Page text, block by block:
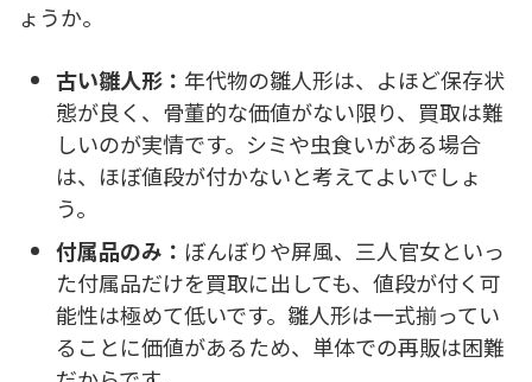
ょうか。
古い雛人形： 年代物の雛人形は、よほど保存状
態が良く、骨董的な価値がない限り、買取は難
しいのが実情です。シミや虫食いがある場合
は、ほぼ値段が付かないと考えてよいでしょ
う。
付属品のみ： ぼんぼりや屏風、三人官女といっ
た付属品だけを買取に出しても、値段が付く可
能性は極めて低いです。雛人形は一式揃ってい
ることに価値があるため、単体での再販は困難